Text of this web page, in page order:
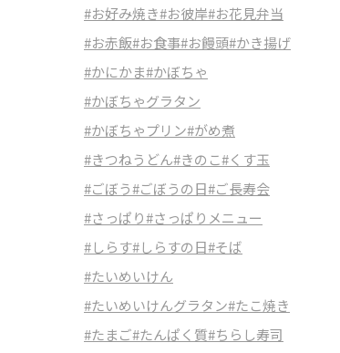
#お好み焼き#お彼岸#お花見弁当
#お赤飯#お食事#お饅頭#かき揚げ
#かにかま#かぼちゃ
#かぼちゃグラタン
#かぼちゃプリン#がめ煮
#きつねうどん#きのこ#くす玉
#ごぼう#ごぼうの日#ご長寿会
#さっぱり#さっぱりメニュー
#しらす#しらすの日#そば
#たいめいけん
#たいめいけんグラタン#たこ焼き
#たまご#たんぱく質#ちらし寿司